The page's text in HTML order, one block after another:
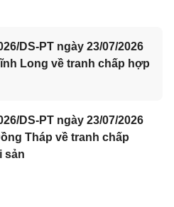
DS-PT ngày 23/07/2026
Long về tranh chấp hợp
DS-PT ngày 23/07/2026
Tháp về tranh chấp
sản